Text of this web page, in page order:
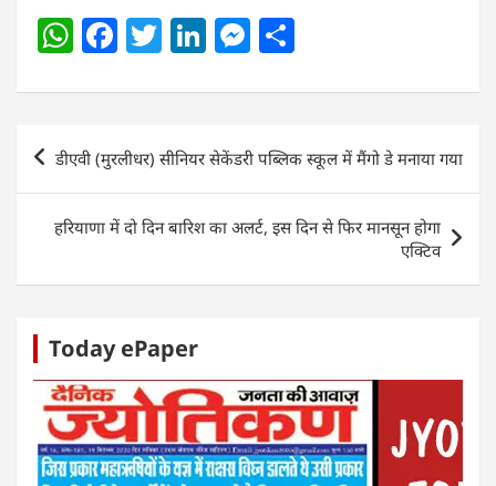
W
at
s
A
p
p
F
c
e
b
o
o
k
T
itt
er
Li
k
e
dI
n
M
ss
e
n
g
er
ar
e
Post
navigation
डीएवी (मुरलीधर) सीनियर सेकेंडरी पब्लिक स्कूल में मैंगो डे मनाया गया
हरियाणा में दो दिन बारिश का अलर्ट, इस दिन से फिर मानसून होगा
एक्टिव
Today ePaper